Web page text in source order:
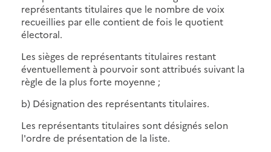
représentants titulaires que le nombre de voix
recueillies par elle contient de fois le quotient
électoral.
Les sièges de représentants titulaires restant
éventuellement à pourvoir sont attribués suivant la
règle de la plus forte moyenne ;
b) Désignation des représentants titulaires.
Les représentants titulaires sont désignés selon
l'ordre de présentation de la liste.